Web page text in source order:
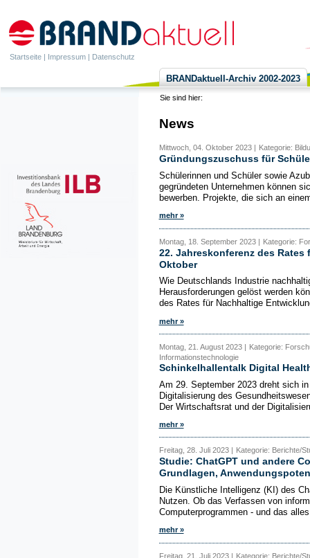
Startseite | Impressum | Datenschutz
BRANDaktuell-Archiv 2002-2023
Sie sind hier:
News
Mittwoch, 04. Oktober 2023 | Kategorie:
Gründungszuschuss für
Schülerinnen und Schüler sowie
gegründeten Unternehmen können
bewerben. Projekte, die sich an
mehr »
Montag, 18. September 2023 | Kategorie:
22. Jahreskonferenz des Rates
Oktober
Wie Deutschlands Industrie
Herausforderungen gelöst werden
des Rates für Nachhaltige
mehr »
Montag, 21. August 2023 | Kategorie:
Informationstechnologie
Schinkelhallentalk Digital
Am 29. September 2023 dreht sich
Digitalisierung des
Der Wirtschaftsrat und der
mehr »
Freitag, 28. Juli 2023 | Kategorie: Berichte/
Studie: ChatGPT und andere
Grundlagen,
Die Künstliche Intelligenz (KI) des
Nutzen. Ob das Verfassen von
Computerprogrammen - und das
mehr »
Freitag, 21. Juli 2023 | Kategorie: Berichte/